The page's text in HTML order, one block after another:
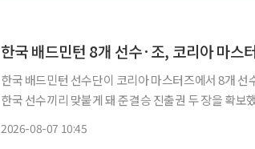
한국 배드민턴 8개 선수·조, 코리아 마
한국 배드민턴 선수단이 코리아 마스터즈에서 8개 선
한국 선수끼리 맞붙게 돼 준결승 진출권 두 장을 확보했다. 한국 선수들은 6일 충남 아
2026-08-07 10:45